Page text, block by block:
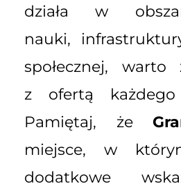
działa w
nauki,
społecznej, warto
z ofertą
Pamiętaj, że
miejsce, w
dodatkowe